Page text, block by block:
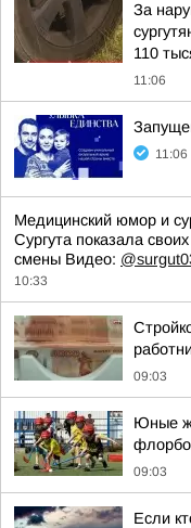
За
110
11:06
11:06
Медицинский юмор и
Сургута показала
смены Видео:
10:33
09:03
Юные
09:03
Если